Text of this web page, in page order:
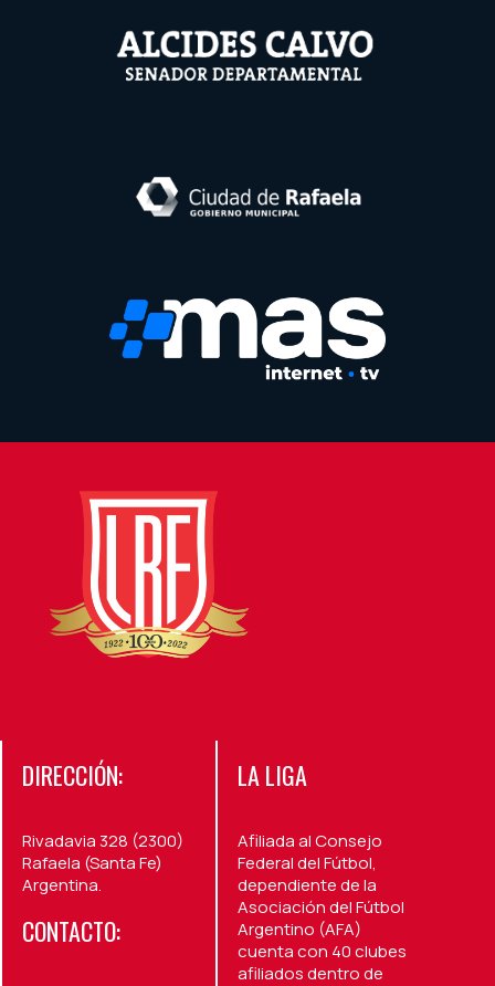
DIRECCIÓN:
Rivadavia 328 (2300)
Rafaela (Santa Fe)
Argentina.
CONTACTO:
LA LIGA
Afiliada al Consejo
Federal del Fútbol,
dependiente de la
Asociación del Fútbol
Argentino (AFA)
cuenta con 40 clubes
afiliados dentro de